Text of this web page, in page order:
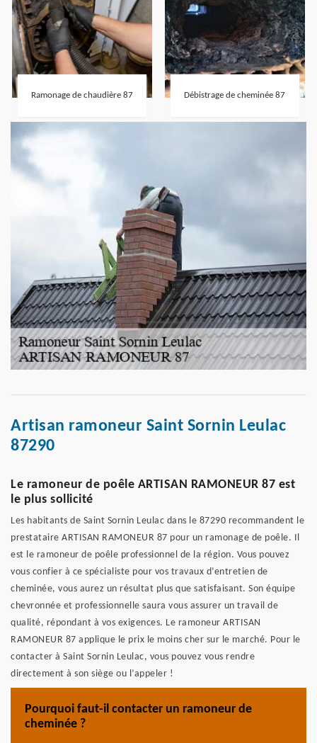
Ramonage de chaudière 87 Débistrage de cheminée 87
Artisan ramoneur Saint Sornin Leulac
87290
Le ramoneur de poêle ARTISAN RAMONEUR 87 est
le plus sollicité
Les habitants de Saint Sornin Leulac dans le 87290 recommandent le
prestataire ARTISAN RAMONEUR 87 pour un ramonage de poêle. Il
est le ramoneur de poêle professionnel de la région. Vous pouvez
vous confier à ce spécialiste pour vos travaux d’entretien de
cheminée, vous aurez un résultat plus que satisfaisant. Son équipe
chevronnée et professionnelle saura vous assurer un travail de
qualité, répondant à vos exigences. Le ramoneur ARTISAN
RAMONEUR 87 applique le prix le moins cher sur le marché. Pour le
contacter à Saint Sornin Leulac, vous pouvez vous rendre
directement à son siège ou l’appeler !
Pourquoi faut-il contacter un ramoneur de
cheminée ?